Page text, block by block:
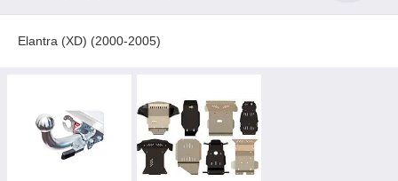
Elantra (XD) (2000-2005)